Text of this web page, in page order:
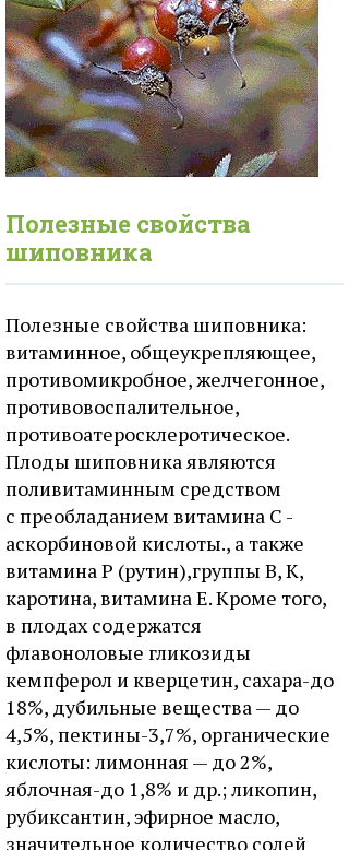
Полезные свойства
шиповника
Полезные свойства шиповника:
витаминное, общеукрепляющее,
противомикробное, желчегонное,
противовоспалительное,
противоатеросклеротическое.
Плоды шиповника являются
поливитаминным средством
с преобладанием витамина С -
аскорбиновой кислоты., а также
витамина Р (рутин),группы В, К,
каротина, витамина Е. Кроме того,
в плодах содержатся
флавоноловые гликозиды
кемпферол и кверцетин, сахара-до
18%, дубильные вещества — до
4,5%, пектины-3,7%, органические
кислоты: лимонная — до 2%,
яблочная-до 1,8% и др.; ликопин,
рубиксантин, эфирное масло,
значительное количество солей